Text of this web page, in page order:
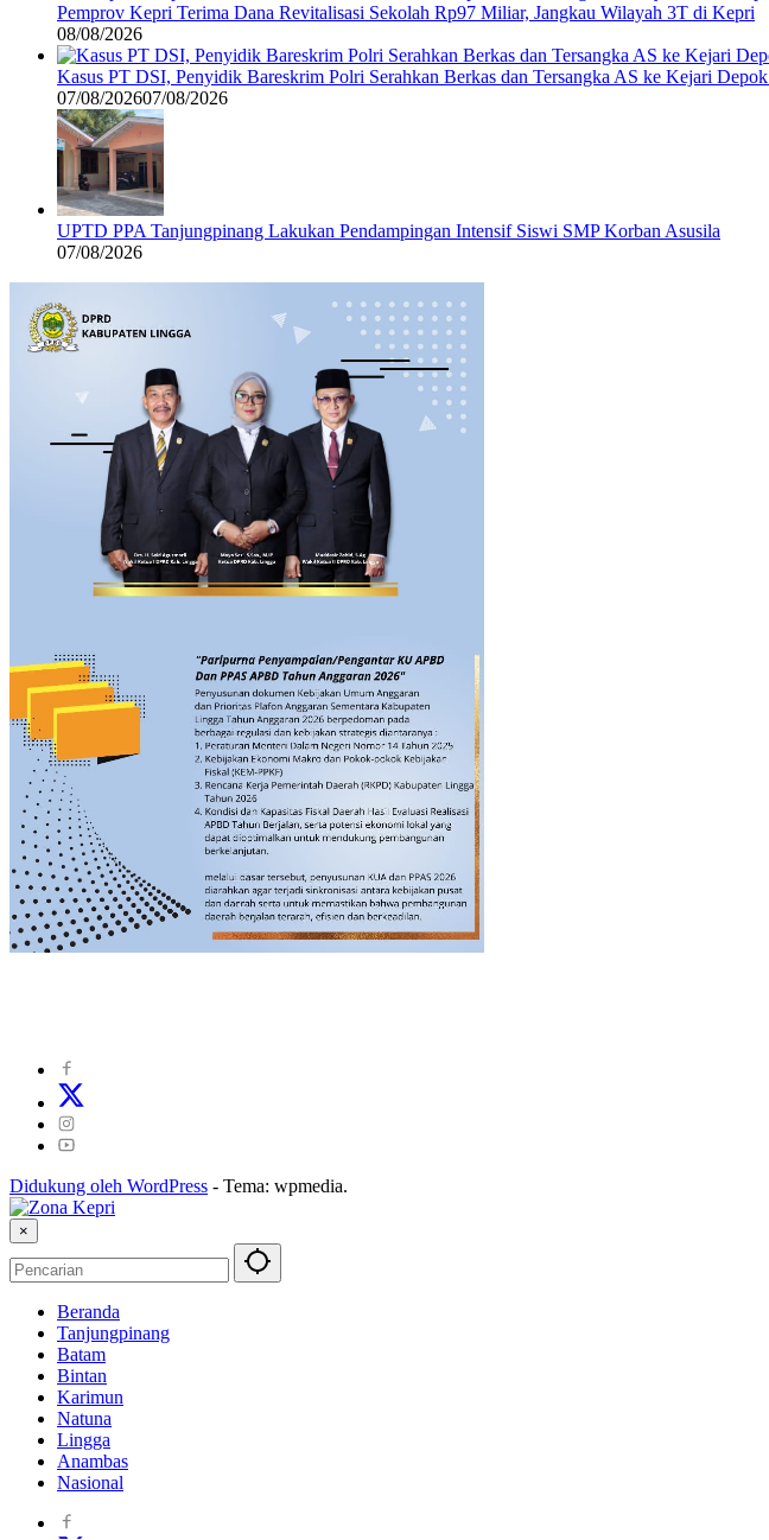
Pemprov Kepri Terima Dana Revitalisasi Sekolah Rp97 Miliar, Jangkau Wilayah 3T di Kepri
08/08/2026
Kasus PT DSI, Penyidik Bareskrim Polri Serahkan Berkas dan Tersangka AS ke Kejari Depok
07/08/202607/08/2026
UPTD PPA Tanjungpinang Lakukan Pendampingan Intensif Siswi SMP Korban Asusila
07/08/2026
Didukung oleh WordPress - Tema: wpmedia.
×
Beranda
Tanjungpinang
Batam
Bintan
Karimun
Natuna
Lingga
Anambas
Nasional